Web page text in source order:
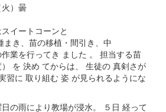
）曇
イートコーンと
まき、苗の移植・間引き、中
業を行ってき ました 。 担当する苗
） を 決め てからは、 生徒の 真剣さが
習に 取り組む 姿 が見られるようにな
の雨により教場が浸水。 ５日 経って